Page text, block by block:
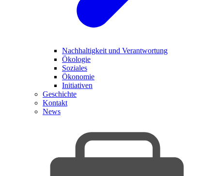
Nachhaltigkeit und Verantwortung
Ökologie
Soziales
Ökonomie
Initiativen
Geschichte
Kontakt
News